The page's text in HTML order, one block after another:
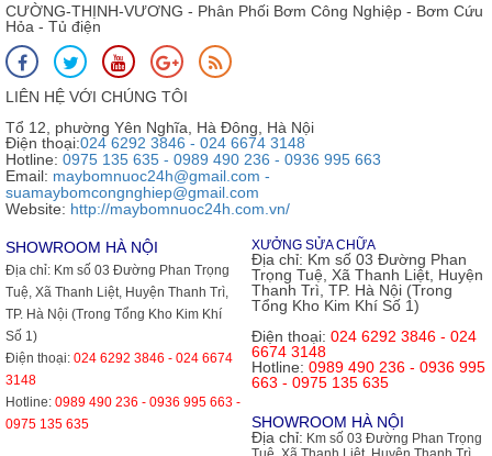
CƯỜNG-THỊNH-VƯƠNG - Phân Phối Bơm Công Nghiệp - Bơm Cứu
Hỏa - Tủ điện
LIÊN HỆ VỚI CHÚNG TÔI
Tổ 12, phường Yên Nghĩa, Hà Đông, Hà Nội
Điện thoại:024 6292 3846 - 024 6674 3148
Hotline: 0975 135 635 - 0989 490 236 - 0936 995 663
Email: maybomnuoc24h@gmail.com -
suamaybomcongnghiep@gmail.com
Website: http://maybomnuoc24h.com.vn/
SHOWROOM HÀ NỘI
Địa chỉ: Km số 03 Đường Phan Trọng
Tuệ, Xã Thanh Liệt, Huyện Thanh Trì,
TP. Hà Nội (Trong Tổng Kho Kim Khí
Số 1)
Điện thoại: 024 6292 3846 - 024 6674
3148
Hotline: 0989 490 236 - 0936 995 663 -
0975 135 635
XƯỞNG SỬA CHỮA
Địa chỉ: Km số 03 Đường Phan
Trọng Tuệ, Xã Thanh Liệt, Huyện
Thanh Trì, TP. Hà Nội (Trong
Tổng Kho Kim Khí Số 1)
Điện thoại: 024 6292 3846 - 024
6674 3148
Hotline: 0989 490 236 - 0936 995
663 - 0975 135 635
SHOWROOM HÀ NỘI
Địa chỉ: Km số 03 Đường Phan Trọng